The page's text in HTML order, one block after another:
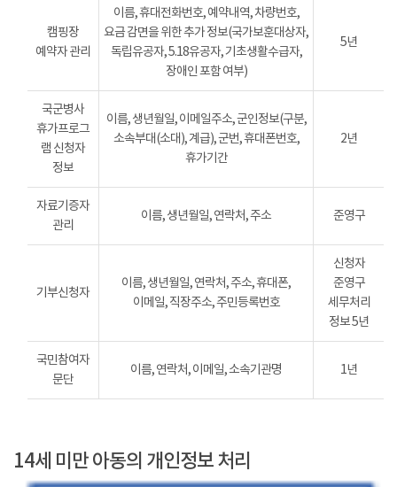
캠핑장
예약자 관리
이름, 휴대전화번호, 예약내역, 차량번호,
요금 감면을 위한 추가 정보(국가보훈대상자,
독립유공자, 5.18유공자, 기초생활수급자,
장애인 포함 여부)
5년
국군병사
휴가프로그
램 신청자
정보
이름, 생년월일, 이메일주소, 군인정보(구분,
소속부대(소대), 계급), 군번, 휴대폰번호,
휴가기간
2년
자료기증자
관리
이름, 생년월일, 연락처, 주소 준영구
기부신청자
이름, 생년월일, 연락처, 주소, 휴대폰,
이메일, 직장주소, 주민등록번호
신청자
준영구
세무처리
정보 5년
국민참여자
문단
이름, 연락처, 이메일, 소속기관명 1년
14세 미만 아동의 개인정보 처리